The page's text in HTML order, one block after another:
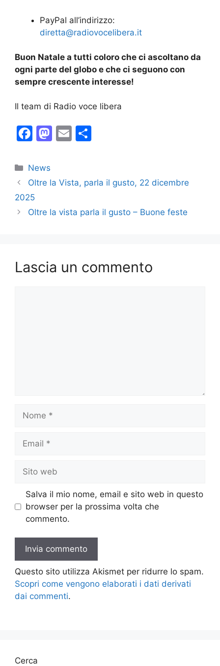
PayPal all’indirizzo:
diretta@radiovocelibera.it
Buon Natale a tutti coloro che ci ascoltano da
ogni parte del globo e che ci seguono con
sempre crescente interesse!
Il team di Radio voce libera
F
c
e
b
o
M
o
o
E
l
di
di
Categorie
News
Oltre la Vista, parla il gusto, 22 dicembre
2025
Oltre la vista parla il gusto – Buone feste
Lascia un commento
web
Salva il mio nome, email e sito web in questo
browser per la prossima volta che
commento.
Questo sito utilizza Akismet per ridurre lo spam.
Scopri come vengono elaborati i dati derivati
dai commenti.
Cerca